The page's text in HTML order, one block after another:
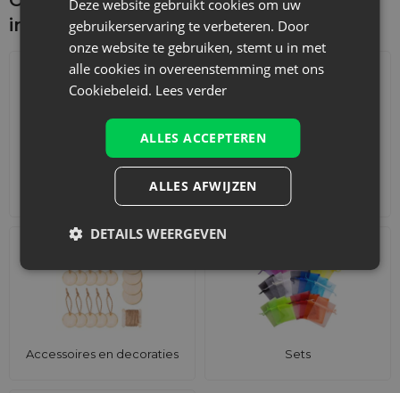
interesseren
Adventskalenders Katoenen zakjes
Accessoires en decoraties Sets
Deze website gebruikt cookies om uw
gebruikerservaring te verbeteren. Door
onze website te gebruiken, stemt u in met
alle cookies in overeenstemming met ons
Cookiebeleid. Lees verder
ALLES ACCEPTEREN
ALLES AFWIJZEN
DETAILS WEERGEVEN